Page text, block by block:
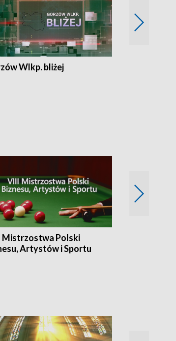
Wlkp. bliżej
Polski
Artystów i Sportu